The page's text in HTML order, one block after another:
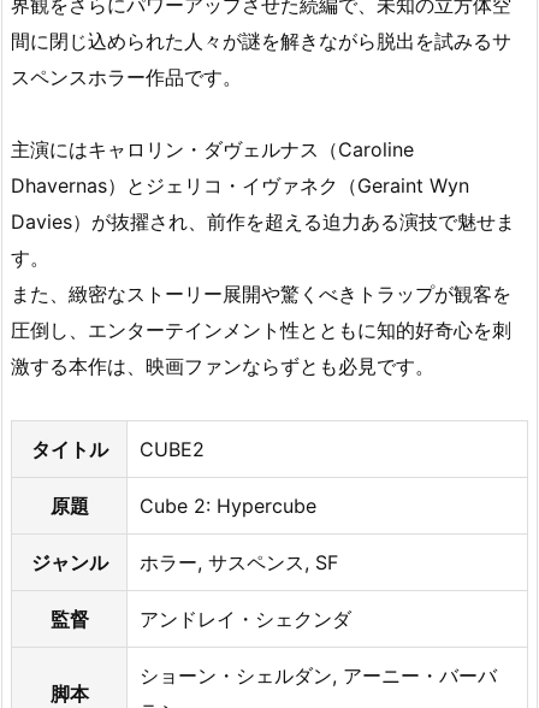
2
を
無
る
こ
が
き
る
か？
2.
1.
T
間に閉じ込められた人々が謎を解きながら脱出を試みるサ
スペンスホラー作品です。
主演にはキャロリン・ダヴェルナス（Caroline
Dhavernas）とジェリコ・イヴァネク（Geraint Wyn
Davies）が抜擢され、前作を超える迫力ある演技で魅せま
す。
また、緻密なストーリー展開や驚くべきトラップが観客を
圧倒し、エンターテインメント性とともに知的好奇心を刺
激する本作は、映画ファンならずとも必見です。
タイトル CUBE2
原題 Cube 2: Hypercube
ジャンル ホラー, サスペンス, SF
監督 アンドレイ・シェクンダ
脚本
ショーン・シェルダン, アーニー・バーバ